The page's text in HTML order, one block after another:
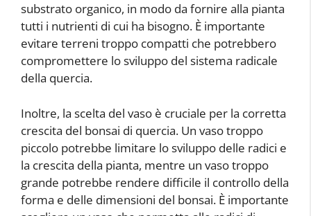
substrato organico, in modo da fornire alla pianta
tutti i nutrienti di cui ha bisogno. È importante
evitare terreni troppo compatti che potrebbero
compromettere lo sviluppo del sistema radicale
della quercia.
Inoltre, la scelta del vaso è cruciale per la corretta
crescita del bonsai di quercia. Un vaso troppo
piccolo potrebbe limitare lo sviluppo delle radici e
la crescita della pianta, mentre un vaso troppo
grande potrebbe rendere difficile il controllo della
forma e delle dimensioni del bonsai. È importante